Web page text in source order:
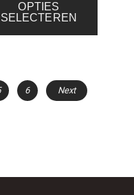
OPTIES
SELECTEREN
6 Next